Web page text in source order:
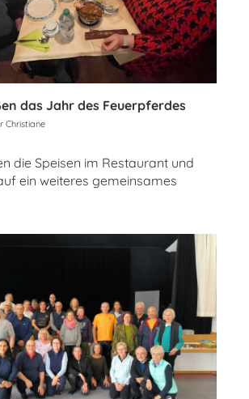
das Jahr des Feuerpferdes
Christiane
die Speisen im Restaurant und
ein weiteres gemeinsames